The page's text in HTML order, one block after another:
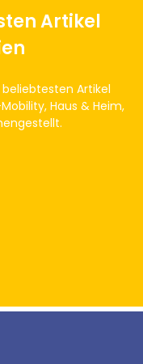
Artikel
Artikel
Haus & Heim,